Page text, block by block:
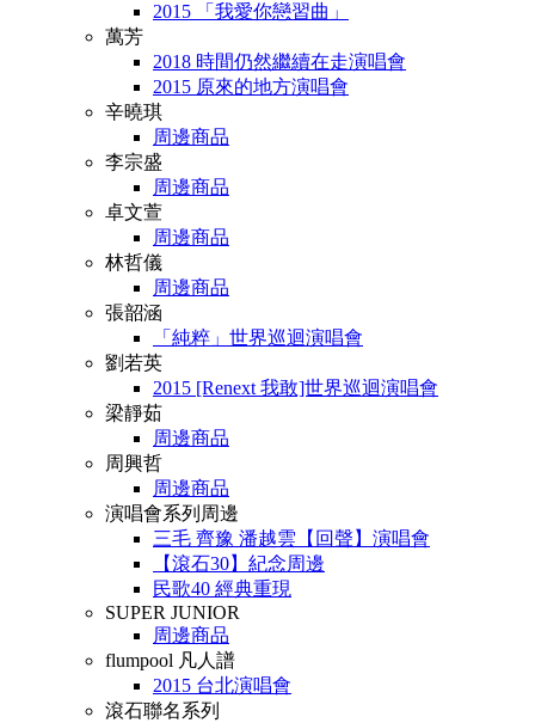
2015 「我愛你戀習曲」
萬芳
2018 時間仍然繼續在走演唱會
2015 原來的地方演唱會
辛曉琪
周邊商品
李宗盛
周邊商品
卓文萱
周邊商品
林哲儀
周邊商品
張韶涵
「純粹」世界巡迴演唱會
劉若英
2015 [Renext 我敢]世界巡迴演唱會
梁靜茹
周邊商品
周興哲
周邊商品
演唱會系列周邊
三毛 齊豫 潘越雲【回聲】演唱會
【滾石30】紀念周邊
民歌40 經典重現
SUPER JUNIOR
周邊商品
flumpool 凡人譜
2015 台北演唱會
滾石聯名系列